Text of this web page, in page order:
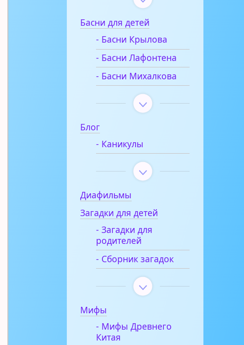
Басни для детей
- Басни Крылова
- Басни Лафонтена
- Басни Михалкова
Блог
- Каникулы
Диафильмы
Загадки для детей
- Загадки для
родителей
- Сборник загадок
Мифы
- Мифы Древнего
Китая